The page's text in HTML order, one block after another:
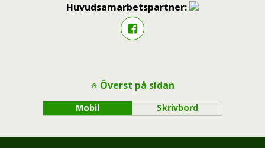
Huvudsamarbetspartner:
Överst på sidan
Mobil Skrivbord